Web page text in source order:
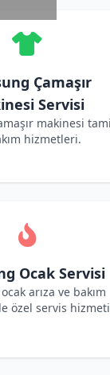
Çamaşır
Servisi
makinesi
hizmetleri.
Ocak Servisi
arıza ve bakım
özel servis